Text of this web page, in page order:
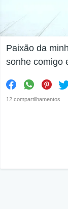
Paixão da
sonhe comigo
12 compartilhamentos